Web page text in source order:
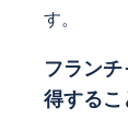
す。
フラン
得するこ